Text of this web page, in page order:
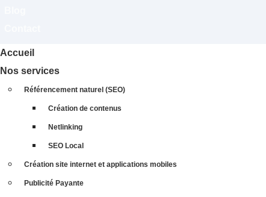
Accueil
Nos services
Référencement naturel (SEO)
Création de contenus
Netlinking
SEO Local
Création site internet et applications mobiles
Publicité Payante